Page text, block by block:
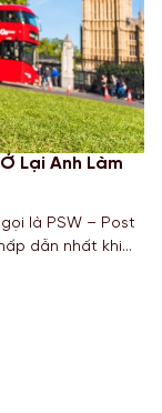
Lại Anh Làm
là PSW – Post
dẫn nhất khi